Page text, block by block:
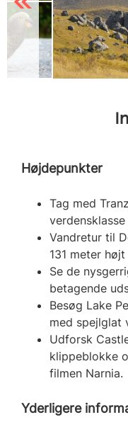
Højdepunkter
Tag med
Vandretur til
131 meter
Se de
betagende
Besøg Lake
med spejlglat
Udforsk
klippeblokke
filmen Narnia.
Yderligere